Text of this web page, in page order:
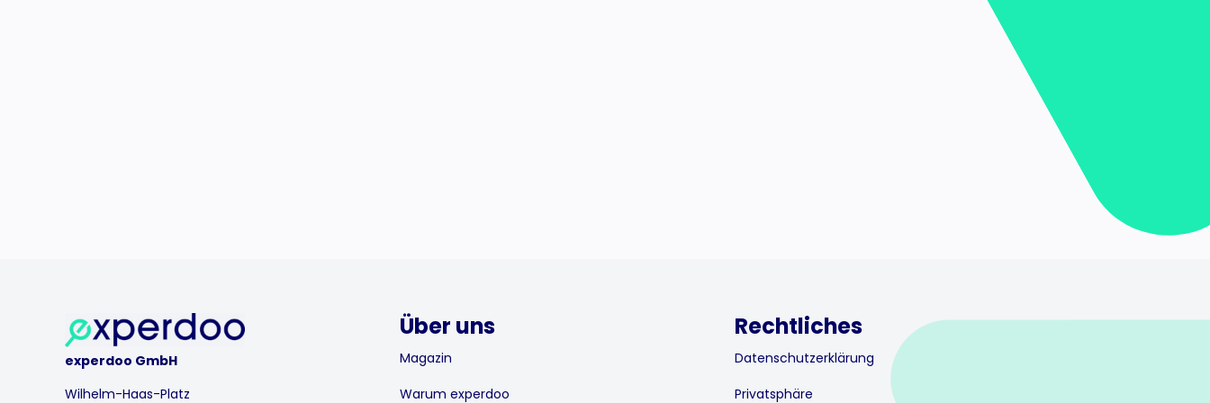
experdoo GmbH
Wilhelm-Haas-Platz
Über uns
Magazin
Warum experdoo
Rechtliches
Datenschutzerklärung
Privatsphäre